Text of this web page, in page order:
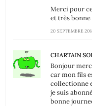
20 SEPTEMBRE
Merci pour
et très bonne
CHARTAIN
Bonjour
car mon fils
collectionne
je suis
bonne